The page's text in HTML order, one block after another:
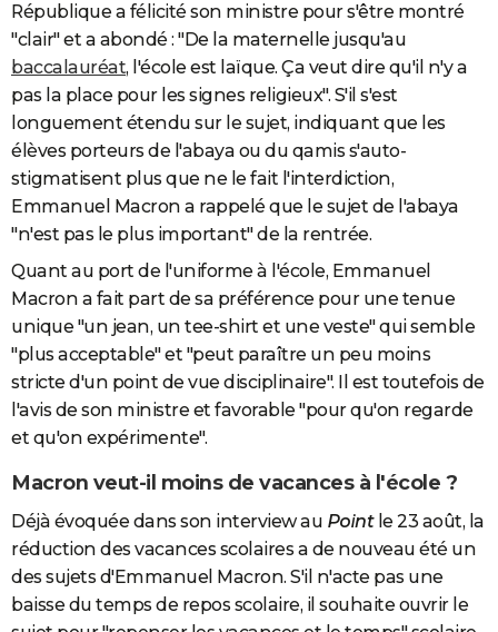
République a félicité son ministre pour s'être montré
"clair" et a abondé : "De la maternelle jusqu'au
baccalauréat, l'école est laïque. Ça veut dire qu'il n'y a
pas la place pour les signes religieux". S'il s'est
longuement étendu sur le sujet, indiquant que les
élèves porteurs de l'abaya ou du qamis s'auto-
stigmatisent plus que ne le fait l'interdiction,
Emmanuel Macron a rappelé que le sujet de l'abaya
"n'est pas le plus important" de la rentrée.
Quant au port de l'uniforme à l'école, Emmanuel
Macron a fait part de sa préférence pour une tenue
unique "un jean, un tee-shirt et une veste" qui semble
"plus acceptable" et "peut paraître un peu moins
stricte d'un point de vue disciplinaire". Il est toutefois de
l'avis de son ministre et favorable "pour qu'on regarde
et qu'on expérimente".
Macron veut-il moins de vacances à l'école ?
Déjà évoquée dans son interview au Point le 23 août, la
réduction des vacances scolaires a de nouveau été un
des sujets d'Emmanuel Macron. S'il n'acte pas une
baisse du temps de repos scolaire, il souhaite ouvrir le